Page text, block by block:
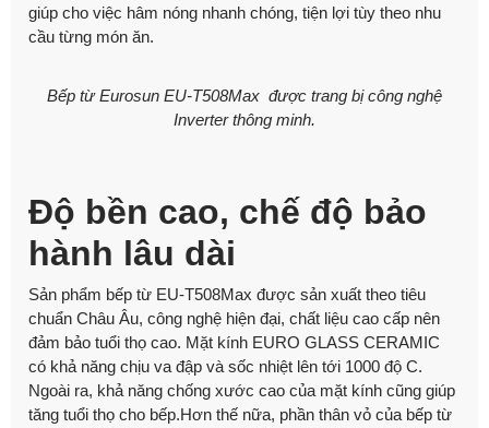
giúp cho việc hâm nóng nhanh chóng, tiện lợi tùy theo nhu
cầu từng món ăn.
Bếp từ Eurosun EU-T508Max được trang bị công nghệ
Inverter thông minh.
Độ bền cao, chế độ bảo
hành lâu dài
Sản phẩm bếp từ EU-T508Max được sản xuất theo tiêu
chuẩn Châu Âu, công nghệ hiện đại, chất liệu cao cấp nên
đảm bảo tuổi thọ cao. Mặt kính EURO GLASS CERAMIC
có khả năng chịu va đập và sốc nhiệt lên tới 1000 độ C.
Ngoài ra, khả năng chống xước cao của mặt kính cũng giúp
tăng tuổi thọ cho bếp.Hơn thế nữa, phần thân vỏ của bếp từ